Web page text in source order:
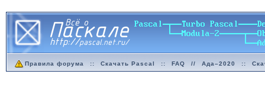
Правила форума :: Скачать Pascal :: FAQ // Ада–2020 ::